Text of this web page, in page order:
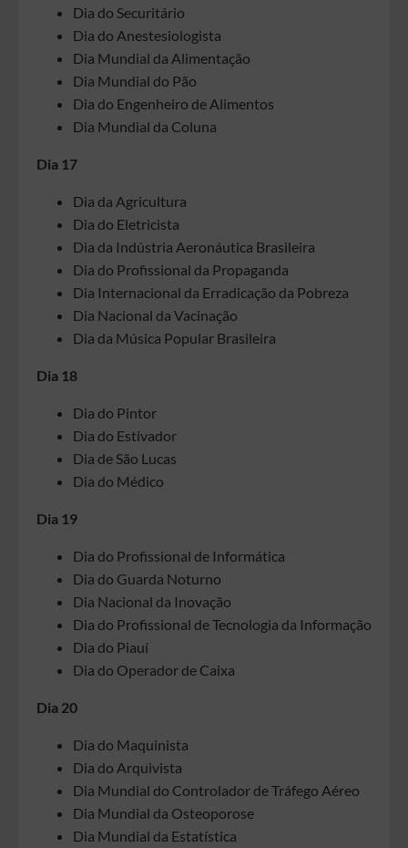
Dia do Securitário
Dia do Anestesiologista
Dia Mundial da Alimentação
Dia Mundial do Pão
Dia do Engenheiro de Alimentos
Dia Mundial da Coluna
Dia 17
Dia da Agricultura
Dia do Eletricista
Dia da Indústria Aeronáutica Brasileira
Dia do Profissional da Propaganda
Dia Internacional da Erradicação da Pobreza
Dia Nacional da Vacinação
Dia da Música Popular Brasileira
Dia 18
Dia do Pintor
Dia do Estivador
Dia de São Lucas
Dia do Médico
Dia 19
Dia do Profissional de Informática
Dia do Guarda Noturno
Dia Nacional da Inovação
Dia do Profissional de Tecnologia da Informação
Dia do Piauí
Dia do Operador de Caixa
Dia 20
Dia do Maquinista
Dia do Arquivista
Dia Mundial do Controlador de Tráfego Aéreo
Dia Mundial da Osteoporose
Dia Mundial da Estatística